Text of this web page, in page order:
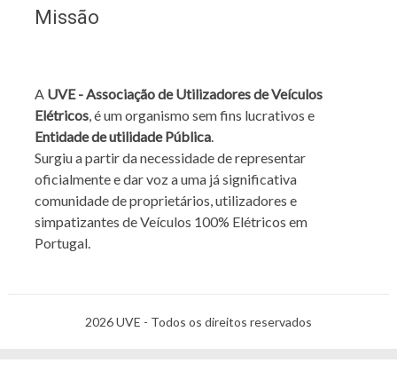
Missão
A UVE - Associação de Utilizadores de Veículos
Elétricos, é um organismo sem fins lucrativos e
Entidade de utilidade Pública.
Surgiu a partir da necessidade de representar
oficialmente e dar voz a uma já significativa
comunidade de proprietários, utilizadores e
simpatizantes de Veículos 100% Elétricos em
Portugal.
2026 UVE - Todos os direitos reservados